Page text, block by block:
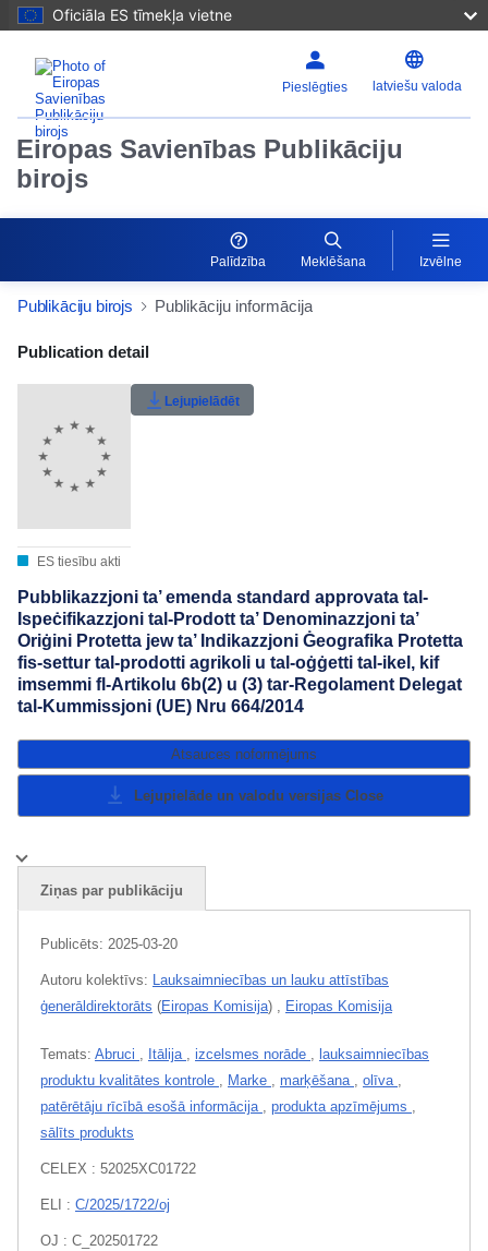
Oficiāla ES tīmekļa vietne
Pieslēgties latviešu valoda
Eiropas Savienības Publikāciju
birojs
Palīdzība Meklēšana Izvēlne
Publikāciju birojs Publikāciju informācija
Publication Detail Actions Portlet
Lietotāju vērtējums
Publication detail
ES tiesību akti
Lejupielādēt
Pubblikazzjoni ta’ emenda standard approvata tal-
Ispeċifikazzjoni tal-Prodott ta’ Denominazzjoni ta’
Oriġini Protetta jew ta’ Indikazzjoni Ġeografika Protetta
fis-settur tal-prodotti agrikoli u tal-oġġetti tal-ikel, kif
imsemmi fl-Artikolu 6b(2) u (3) tar-Regolament Delegat
tal-Kummissjoni (UE) Nru 664/2014
Atsauces noformējums
Lejupielāde un valodu versijas Close
Ziņas par publikāciju
Publicēts: 2025-03-20
Autoru kolektīvs:
Lauksaimniecības un lauku attīstības
ģenerāldirektorāts (Eiropas Komisija) Eiropas Komisija
Temats: Abruci Itālija izcelsmes norāde
lauksaimniecības
produktu kvalitātes kontrole
Marke marķēšana olīva
patērētāju rīcībā esošā informācija
produkta apzīmējums
sālīts produkts
CELEX : 52025XC01722
ELI : C/2025/1722/oj
OJ : C_202501722